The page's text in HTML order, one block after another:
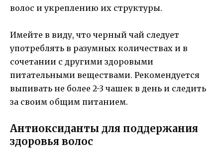
волос и укреплению их структуры.
Имейте в виду, что черный чай следует
употреблять в разумных количествах и в
сочетании с другими здоровыми
питательными веществами. Рекомендуется
выпивать не более 2-3 чашек в день и следить
за своим общим питанием.
Антиоксиданты для поддержания
здоровья волос